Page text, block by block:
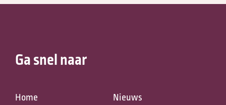
Ga snel naar
Home
Nieuws